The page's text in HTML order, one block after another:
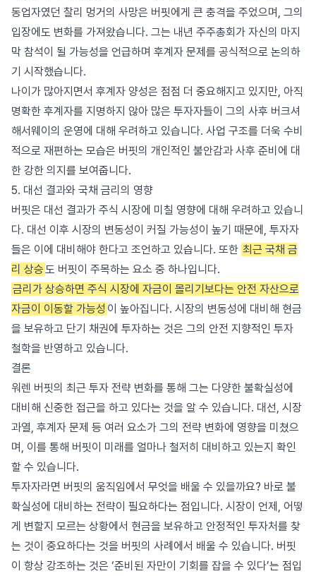
동업자였던 찰리 멍거의 사망은 버핏에게 큰 충격을 주었으며, 그의
입장에도 변화를 가져왔습니다. 그는 내년 주주총회가 자신의 마지
막 참석이 될 가능성을 언급하며 후계자 문제를 공식적으로 논의하
기 시작했습니다.
나이가 많아지면서 후계자 양성은 점점 더 중요해지고 있지만, 아직
명확한 후계자를 지명하지 않아 많은 투자자들이 그의 사후 버크셔
해서웨이의 운영에 대해 우려하고 있습니다. 사업 구조를 더욱 수비
적으로 재편하는 모습은 버핏의 개인적인 불안감과 사후 준비에 대
한 강한 의지를 보여줍니다.
5. 대선 결과와 국채 금리의 영향
버핏은 대선 결과가 주식 시장에 미칠 영향에 대해 우려하고 있습니
다. 대선 이후 시장의 변동성이 커질 가능성이 높기 때문에, 투자자
들은 이에 대비해야 한다고 조언하고 있습니다. 또한 최근 국채 금
리 상승 도 버핏이 주목하는 요소 중 하나입니다.
금리가 상승하면 주식 시장에 자금이 몰리기보다는 안전 자산으로
자금이 이동할 가능성 이 높아집니다. 시장의 변동성에 대비해 현금
을 보유하고 단기 채권에 투자하는 것은 그의 안전 지향적인 투자
철학을 반영하고 있습니다.
결론
워렌 버핏의 최근 투자 전략 변화를 통해 그는 다양한 불확실성에
대비해 신중한 접근을 하고 있다는 것을 알 수 있습니다. 대선, 시장
과열, 후계자 문제 등 여러 요소가 그의 전략 변화에 영향을 미쳤으
며, 이를 통해 버핏이 미래를 얼마나 철저히 대비하고 있는지 확인
할 수 있습니다.
투자자라면 버핏의 움직임에서 무엇을 배울 수 있을까요? 바로 불
확실성에 대비하는 전략이 필요하다는 점입니다. 시장이 언제, 어떻
게 변할지 모르는 상황에서 현금을 보유하고 안정적인 투자처를 찾
는 것이 중요하다는 것을 버핏의 사례에서 배울 수 있습니다. 버핏
이 항상 강조하는 것은 ‘준비된 자만이 기회를 잡을 수 있다’는 점입